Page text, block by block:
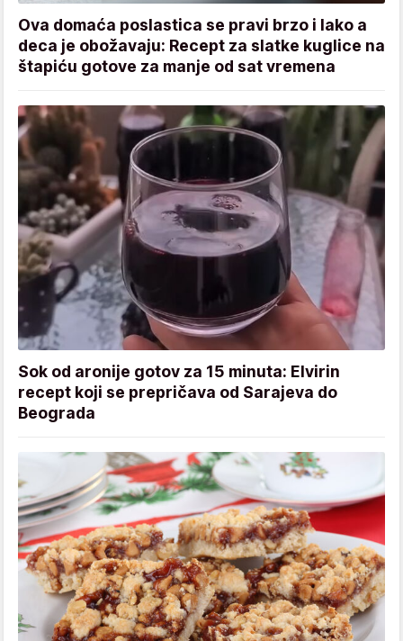
Ova domaća poslastica se pravi brzo i lako a
deca je obožavaju: Recept za slatke kuglice na
štapiću gotove za manje od sat vremena
Sok od aronije gotov za 15 minuta: Elvirin
recept koji se prepričava od Sarajeva do
Beograda